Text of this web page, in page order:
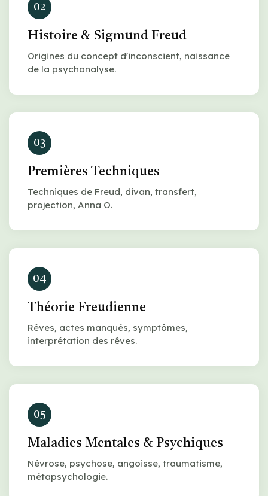
02
Histoire & Sigmund Freud
Origines du concept d'inconscient, naissance
de la psychanalyse.
03
Premières Techniques
Techniques de Freud, divan, transfert,
projection, Anna O.
04
Théorie Freudienne
Rêves, actes manqués, symptômes,
interprétation des rêves.
05
Maladies Mentales & Psychiques
Névrose, psychose, angoisse, traumatisme,
métapsychologie.